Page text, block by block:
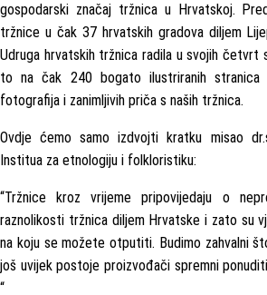
gospodarski značaj tržnica u Hrvatskoj.
tržnice u čak 37 hrvatskih gradova diljem
Udruga hrvatskih tržnica radila u svojih četvrt
to na čak 240 bogato ilustriranih stranica
fotografija i zanimljivih priča s naših tržnica.
Ovdje ćemo samo izdvojti kratku misao
Institua za etnologiju i folkloristiku:
“Tržnice kroz vrijeme pripovijedaju o
raznolikosti tržnica diljem Hrvatske i zato su
na koju se možete otputiti. Budimo zahvalni
još uvijek postoje proizvođači spremni
“